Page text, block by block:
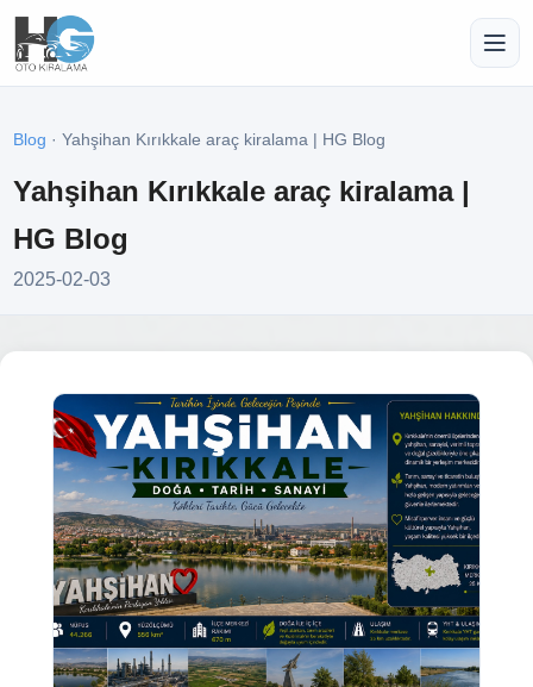
Blog · Yahşihan Kırıkkale araç kiralama | HG Blog
Yahşihan Kırıkkale araç kiralama |
HG Blog
2025-02-03